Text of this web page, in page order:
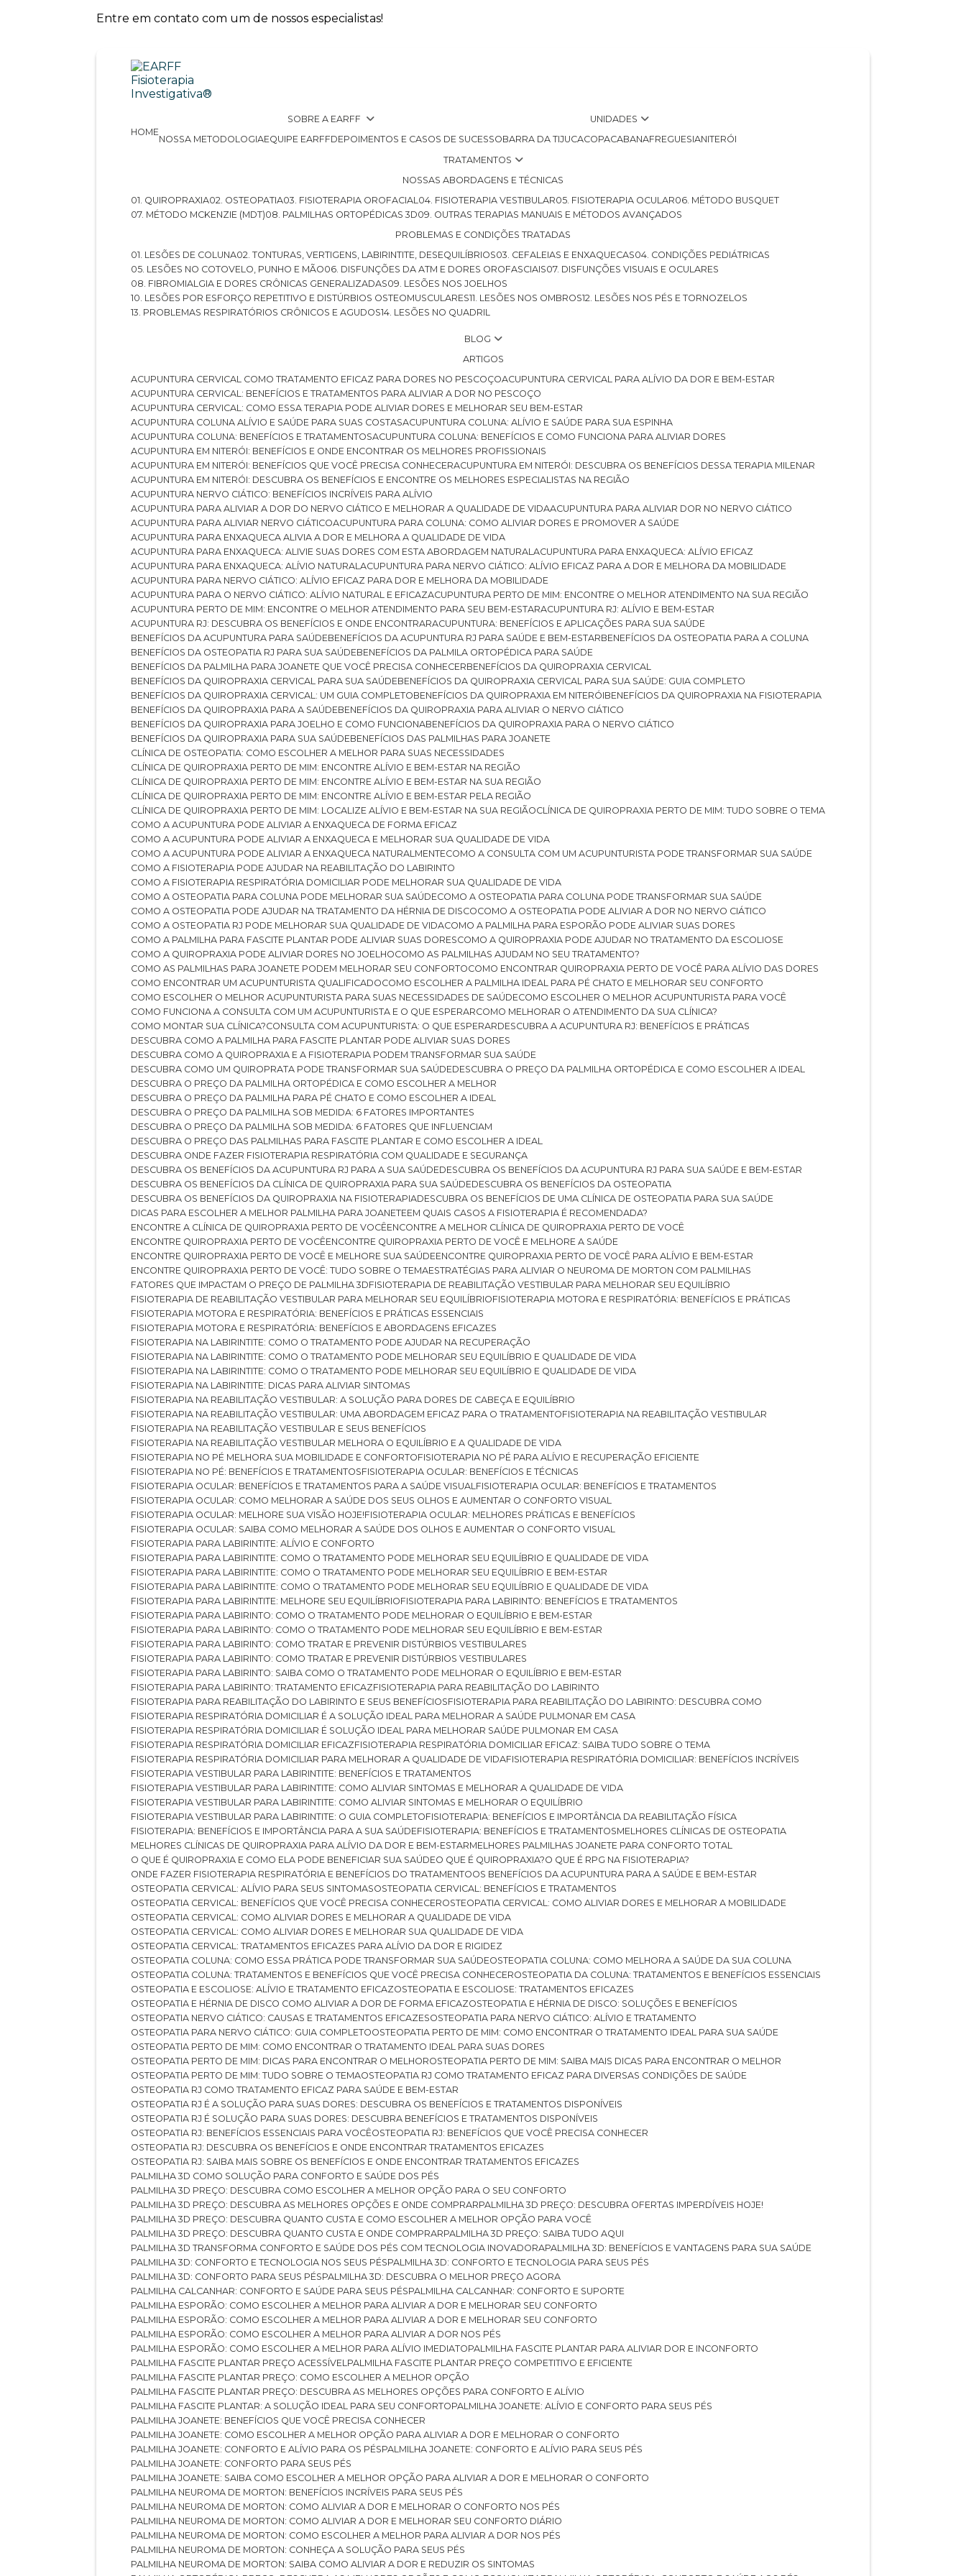
Entre em contato com um de nossos especialistas!
HOME
SOBRE A EARFF
NOSSA METODOLOGIA EQUIPE EARFF DEPOIMENTOS E CASOS DE SUCESSO
UNIDADES
BARRA DA TIJUCA
COPACABANA FREGUESIA
NITERÓI
TRATAMENTOS
NOSSAS ABORDAGENS E TÉCNICAS
01. QUIROPRAXIA
02. OSTEOPATIA 03. FISIOTERAPIA OROFACIAL 04. FISIOTERAPIA VESTIBULAR 05. FISIOTERAPIA OCULAR
06. MÉTODO BUSQUET
07. MÉTODO MCKENZIE (MDT)
08. PALMILHAS ORTOPÉDICAS 3D
09. OUTRAS TERAPIAS MANUAIS E MÉTODOS AVANÇADOS
PROBLEMAS E CONDIÇÕES TRATADAS
01. LESÕES DE COLUNA
02. TONTURAS, VERTIGENS, LABIRINTITE, DESEQUILÍBRIOS 03. CEFALEIAS E ENXAQUECAS
04. CONDIÇÕES PEDIÁTRICAS
05. LESÕES NO COTOVELO, PUNHO E MÃO
06. DISFUNÇÕES DA ATM E DORES OROFASCIAIS
07. DISFUNÇÕES VISUAIS E OCULARES
08. FIBROMIALGIA E DORES CRÔNICAS GENERALIZADAS
09. LESÕES NOS JOELHOS
10. LESÕES POR ESFORÇO REPETITIVO E DISTÚRBIOS OSTEOMUSCULARES 11. LESÕES NOS OMBROS 12. LESÕES NOS PÉS E TORNOZELOS
13. PROBLEMAS RESPIRATÓRIOS CRÔNICOS E AGUDOS 14. LESÕES NO QUADRIL
BLOG
ARTIGOS
ACUPUNTURA CERVICAL COMO TRATAMENTO EFICAZ PARA DORES NO PESCOÇO
ACUPUNTURA CERVICAL PARA ALÍVIO DA DOR E BEM-ESTAR
ACUPUNTURA CERVICAL: BENEFÍCIOS E TRATAMENTOS PARA ALIVIAR A DOR NO PESCOÇO
ACUPUNTURA CERVICAL: COMO ESSA TERAPIA PODE ALIVIAR DORES E MELHORAR SEU BEM-ESTAR
ACUPUNTURA COLUNA ALÍVIO E SAÚDE PARA SUAS COSTAS
ACUPUNTURA COLUNA: ALÍVIO E SAÚDE PARA SUA ESPINHA
ACUPUNTURA COLUNA: BENEFÍCIOS E TRATAMENTOS
ACUPUNTURA COLUNA: BENEFÍCIOS E COMO FUNCIONA PARA ALIVIAR DORES
ACUPUNTURA EM NITERÓI: BENEFÍCIOS E ONDE ENCONTRAR OS MELHORES PROFISSIONAIS
ACUPUNTURA EM NITERÓI: BENEFÍCIOS QUE VOCÊ PRECISA CONHECER
ACUPUNTURA EM NITERÓI: DESCUBRA OS BENEFÍCIOS DESSA TERAPIA MILENAR
ACUPUNTURA EM NITERÓI: DESCUBRA OS BENEFÍCIOS E ENCONTRE OS MELHORES ESPECIALISTAS NA REGIÃO
ACUPUNTURA NERVO CIÁTICO: BENEFÍCIOS INCRÍVEIS PARA ALÍVIO
ACUPUNTURA PARA ALIVIAR A DOR DO NERVO CIÁTICO E MELHORAR A QUALIDADE DE VIDA
ACUPUNTURA PARA ALIVIAR DOR NO NERVO CIÁTICO
ACUPUNTURA PARA ALIVIAR NERVO CIÁTICO
ACUPUNTURA PARA COLUNA: COMO ALIVIAR DORES E PROMOVER A SAÚDE
ACUPUNTURA PARA ENXAQUECA ALIVIA A DOR E MELHORA A QUALIDADE DE VIDA
ACUPUNTURA PARA ENXAQUECA: ALIVIE SUAS DORES COM ESTA ABORDAGEM NATURAL
ACUPUNTURA PARA ENXAQUECA: ALÍVIO EFICAZ
ACUPUNTURA PARA ENXAQUECA: ALÍVIO NATURAL
ACUPUNTURA PARA NERVO CIÁTICO: ALÍVIO EFICAZ PARA A DOR E MELHORA DA MOBILIDADE
ACUPUNTURA PARA NERVO CIÁTICO: ALÍVIO EFICAZ PARA DOR E MELHORA DA MOBILIDADE
ACUPUNTURA PARA O NERVO CIÁTICO: ALÍVIO NATURAL E EFICAZ
ACUPUNTURA PERTO DE MIM: ENCONTRE O MELHOR ATENDIMENTO NA SUA REGIÃO
ACUPUNTURA PERTO DE MIM: ENCONTRE O MELHOR ATENDIMENTO PARA SEU BEM-ESTAR
ACUPUNTURA RJ: ALÍVIO E BEM-ESTAR
ACUPUNTURA RJ: DESCUBRA OS BENEFÍCIOS E ONDE ENCONTRAR
ACUPUNTURA: BENEFÍCIOS E APLICAÇÕES PARA SUA SAÚDE
BENEFÍCIOS DA ACUPUNTURA PARA SAÚDE
BENEFÍCIOS DA ACUPUNTURA RJ PARA SAÚDE E BEM-ESTAR
BENEFÍCIOS DA OSTEOPATIA PARA A COLUNA
BENEFÍCIOS DA OSTEOPATIA RJ PARA SUA SAÚDE
BENEFÍCIOS DA PALMILA ORTOPÉDICA PARA SAÚDE
BENEFÍCIOS DA PALMILHA PARA JOANETE QUE VOCÊ PRECISA CONHECER
BENEFÍCIOS DA QUIROPRAXIA CERVICAL
BENEFÍCIOS DA QUIROPRAXIA CERVICAL PARA SUA SAÚDE
BENEFÍCIOS DA QUIROPRAXIA CERVICAL PARA SUA SAÚDE: GUIA COMPLETO
BENEFÍCIOS DA QUIROPRAXIA CERVICAL: UM GUIA COMPLETO
BENEFÍCIOS DA QUIROPRAXIA EM NITERÓI
BENEFÍCIOS DA QUIROPRAXIA NA FISIOTERAPIA
BENEFÍCIOS DA QUIROPRAXIA PARA A SAÚDE
BENEFÍCIOS DA QUIROPRAXIA PARA ALIVIAR O NERVO CIÁTICO
BENEFÍCIOS DA QUIROPRAXIA PARA JOELHO E COMO FUNCIONA
BENEFÍCIOS DA QUIROPRAXIA PARA O NERVO CIÁTICO
BENEFÍCIOS DA QUIROPRAXIA PARA SUA SAÚDE
BENEFÍCIOS DAS PALMILHAS PARA JOANETE
CLÍNICA DE OSTEOPATIA: COMO ESCOLHER A MELHOR PARA SUAS NECESSIDADES
CLÍNICA DE QUIROPRAXIA PERTO DE MIM: ENCONTRE ALÍVIO E BEM-ESTAR NA REGIÃO
CLÍNICA DE QUIROPRAXIA PERTO DE MIM: ENCONTRE ALÍVIO E BEM-ESTAR NA SUA REGIÃO
CLÍNICA DE QUIROPRAXIA PERTO DE MIM: ENCONTRE ALÍVIO E BEM-ESTAR PELA REGIÃO
CLÍNICA DE QUIROPRAXIA PERTO DE MIM: LOCALIZE ALÍVIO E BEM-ESTAR NA SUA REGIÃO
CLÍNICA DE QUIROPRAXIA PERTO DE MIM: TUDO SOBRE O TEMA
COMO A ACUPUNTURA PODE ALIVIAR A ENXAQUECA DE FORMA EFICAZ
COMO A ACUPUNTURA PODE ALIVIAR A ENXAQUECA E MELHORAR SUA QUALIDADE DE VIDA
COMO A ACUPUNTURA PODE ALIVIAR A ENXAQUECA NATURALMENTE
COMO A CONSULTA COM UM ACUPUNTURISTA PODE TRANSFORMAR SUA SAÚDE
COMO A FISIOTERAPIA PODE AJUDAR NA REABILITAÇÃO DO LABIRINTO
COMO A FISIOTERAPIA RESPIRATÓRIA DOMICILIAR PODE MELHORAR SUA QUALIDADE DE VIDA
COMO A OSTEOPATIA PARA COLUNA PODE MELHORAR SUA SAÚDE
COMO A OSTEOPATIA PARA COLUNA PODE TRANSFORMAR SUA SAÚDE
COMO A OSTEOPATIA PODE AJUDAR NA TRATAMENTO DA HÉRNIA DE DISCO
COMO A OSTEOPATIA PODE ALIVIAR A DOR NO NERVO CIÁTICO
COMO A OSTEOPATIA RJ PODE MELHORAR SUA QUALIDADE DE VIDA
COMO A PALMILHA PARA ESPORÃO PODE ALIVIAR SUAS DORES
COMO A PALMILHA PARA FASCITE PLANTAR PODE ALIVIAR SUAS DORES
COMO A QUIROPRAXIA PODE AJUDAR NO TRATAMENTO DA ESCOLIOSE
COMO A QUIROPRAXIA PODE ALIVIAR DORES NO JOELHO
COMO AS PALMILHAS AJUDAM NO SEU TRATAMENTO?
COMO AS PALMILHAS PARA JOANETE PODEM MELHORAR SEU CONFORTO
COMO ENCONTRAR QUIROPRAXIA PERTO DE VOCÊ PARA ALÍVIO DAS DORES
COMO ENCONTRAR UM ACUPUNTURISTA QUALIFICADO
COMO ESCOLHER A PALMILHA IDEAL PARA PÉ CHATO E MELHORAR SEU CONFORTO
COMO ESCOLHER O MELHOR ACUPUNTURISTA PARA SUAS NECESSIDADES DE SAÚDE
COMO ESCOLHER O MELHOR ACUPUNTURISTA PARA VOCÊ
COMO FUNCIONA A CONSULTA COM UM ACUPUNTURISTA E O QUE ESPERAR
COMO MELHORAR O ATENDIMENTO DA SUA CLÍNICA?
COMO MONTAR SUA CLÍNICA?
CONSULTA COM ACUPUNTURISTA: O QUE ESPERAR
DESCUBRA A ACUPUNTURA RJ: BENEFÍCIOS E PRÁTICAS
DESCUBRA COMO A PALMILHA PARA FASCITE PLANTAR PODE ALIVIAR SUAS DORES
DESCUBRA COMO A QUIROPRAXIA E A FISIOTERAPIA PODEM TRANSFORMAR SUA SAÚDE
DESCUBRA COMO UM QUIROPRATA PODE TRANSFORMAR SUA SAÚDE
DESCUBRA O PREÇO DA PALMILHA ORTOPÉDICA E COMO ESCOLHER A IDEAL
DESCUBRA O PREÇO DA PALMILHA ORTOPÉDICA E COMO ESCOLHER A MELHOR
DESCUBRA O PREÇO DA PALMILHA PARA PÉ CHATO E COMO ESCOLHER A IDEAL
DESCUBRA O PREÇO DA PALMILHA SOB MEDIDA: 6 FATORES IMPORTANTES
DESCUBRA O PREÇO DA PALMILHA SOB MEDIDA: 6 FATORES QUE INFLUENCIAM
DESCUBRA O PREÇO DAS PALMILHAS PARA FASCITE PLANTAR E COMO ESCOLHER A IDEAL
DESCUBRA ONDE FAZER FISIOTERAPIA RESPIRATÓRIA COM QUALIDADE E SEGURANÇA
DESCUBRA OS BENEFÍCIOS DA ACUPUNTURA RJ PARA A SUA SAÚDE
DESCUBRA OS BENEFÍCIOS DA ACUPUNTURA RJ PARA SUA SAÚDE E BEM-ESTAR
DESCUBRA OS BENEFÍCIOS DA CLÍNICA DE QUIROPRAXIA PARA SUA SAÚDE
DESCUBRA OS BENEFÍCIOS DA OSTEOPATIA
DESCUBRA OS BENEFÍCIOS DA QUIROPRAXIA NA FISIOTERAPIA
DESCUBRA OS BENEFÍCIOS DE UMA CLÍNICA DE OSTEOPATIA PARA SUA SAÚDE
DICAS PARA ESCOLHER A MELHOR PALMILHA PARA JOANETE EM QUAIS CASOS A FISIOTERAPIA É RECOMENDADA?
ENCONTRE A CLÍNICA DE QUIROPRAXIA PERTO DE VOCÊ ENCONTRE A MELHOR CLÍNICA DE QUIROPRAXIA PERTO DE VOCÊ
ENCONTRE QUIROPRAXIA PERTO DE VOCÊ ENCONTRE QUIROPRAXIA PERTO DE VOCÊ E MELHORE A SAÚDE
ENCONTRE QUIROPRAXIA PERTO DE VOCÊ E MELHORE SUA SAÚDE ENCONTRE QUIROPRAXIA PERTO DE VOCÊ PARA ALÍVIO E BEM-ESTAR
ENCONTRE QUIROPRAXIA PERTO DE VOCÊ: TUDO SOBRE O TEMA ESTRATÉGIAS PARA ALIVIAR O NEUROMA DE MORTON COM PALMILHAS
FATORES QUE IMPACTAM O PREÇO DE PALMILHA 3D
FISIOTERAPIA DE REABILITAÇÃO VESTIBULAR PARA MELHORAR SEU EQUILÍBRIO
FISIOTERAPIA DE REABILITAÇÃO VESTIBULAR PARA MELHORAR SEU EQUILÍBRIO
FISIOTERAPIA MOTORA E RESPIRATÓRIA: BENEFÍCIOS E PRÁTICAS
FISIOTERAPIA MOTORA E RESPIRATÓRIA: BENEFÍCIOS E PRÁTICAS ESSENCIAIS
FISIOTERAPIA MOTORA E RESPIRATÓRIA: BENEFÍCIOS E ABORDAGENS EFICAZES
FISIOTERAPIA NA LABIRINTITE: COMO O TRATAMENTO PODE AJUDAR NA RECUPERAÇÃO
FISIOTERAPIA NA LABIRINTITE: COMO O TRATAMENTO PODE MELHORAR SEU EQUILÍBRIO E QUALIDADE DE VIDA
FISIOTERAPIA NA LABIRINTITE: COMO O TRATAMENTO PODE MELHORAR SEU EQUILÍBRIO E QUALIDADE DE VIDA
FISIOTERAPIA NA LABIRINTITE: DICAS PARA ALIVIAR SINTOMAS
FISIOTERAPIA NA REABILITAÇÃO VESTIBULAR: A SOLUÇÃO PARA DORES DE CABEÇA E EQUILÍBRIO
FISIOTERAPIA NA REABILITAÇÃO VESTIBULAR: UMA ABORDAGEM EFICAZ PARA O TRATAMENTO
FISIOTERAPIA NA REABILITAÇÃO VESTIBULAR
FISIOTERAPIA NA REABILITAÇÃO VESTIBULAR E SEUS BENEFÍCIOS
FISIOTERAPIA NA REABILITAÇÃO VESTIBULAR MELHORA O EQUILÍBRIO E A QUALIDADE DE VIDA
FISIOTERAPIA NO PÉ MELHORA SUA MOBILIDADE E CONFORTO
FISIOTERAPIA NO PÉ PARA ALÍVIO E RECUPERAÇÃO EFICIENTE
FISIOTERAPIA NO PÉ: BENEFÍCIOS E TRATAMENTOS
FISIOTERAPIA OCULAR: BENEFÍCIOS E TÉCNICAS
FISIOTERAPIA OCULAR: BENEFÍCIOS E TRATAMENTOS PARA A SAÚDE VISUAL FISIOTERAPIA OCULAR: BENEFÍCIOS E TRATAMENTOS
FISIOTERAPIA OCULAR: COMO MELHORAR A SAÚDE DOS SEUS OLHOS E AUMENTAR O CONFORTO VISUAL
FISIOTERAPIA OCULAR: MELHORE SUA VISÃO HOJE! FISIOTERAPIA OCULAR: MELHORES PRÁTICAS E BENEFÍCIOS
FISIOTERAPIA OCULAR: SAIBA COMO MELHORAR A SAÚDE DOS OLHOS E AUMENTAR O CONFORTO VISUAL
FISIOTERAPIA PARA LABIRINTITE: ALÍVIO E CONFORTO
FISIOTERAPIA PARA LABIRINTITE: COMO O TRATAMENTO PODE MELHORAR SEU EQUILÍBRIO E QUALIDADE DE VIDA
FISIOTERAPIA PARA LABIRINTITE: COMO O TRATAMENTO PODE MELHORAR SEU EQUILÍBRIO E BEM-ESTAR
FISIOTERAPIA PARA LABIRINTITE: COMO O TRATAMENTO PODE MELHORAR SEU EQUILÍBRIO E QUALIDADE DE VIDA
FISIOTERAPIA PARA LABIRINTITE: MELHORE SEU EQUILÍBRIO
FISIOTERAPIA PARA LABIRINTO: BENEFÍCIOS E TRATAMENTOS
FISIOTERAPIA PARA LABIRINTO: COMO O TRATAMENTO PODE MELHORAR O EQUILÍBRIO E BEM-ESTAR
FISIOTERAPIA PARA LABIRINTO: COMO O TRATAMENTO PODE MELHORAR SEU EQUILÍBRIO E BEM-ESTAR
FISIOTERAPIA PARA LABIRINTO: COMO TRATAR E PREVENIR DISTÚRBIOS VESTIBULARES
FISIOTERAPIA PARA LABIRINTO: COMO TRATAR E PREVENIR DISTÚRBIOS VESTIBULARES
FISIOTERAPIA PARA LABIRINTO: SAIBA COMO O TRATAMENTO PODE MELHORAR O EQUILÍBRIO E BEM-ESTAR
FISIOTERAPIA PARA LABIRINTO: TRATAMENTO EFICAZ FISIOTERAPIA PARA REABILITAÇÃO DO LABIRINTO
FISIOTERAPIA PARA REABILITAÇÃO DO LABIRINTO E SEUS BENEFÍCIOS
FISIOTERAPIA PARA REABILITAÇÃO DO LABIRINTO: DESCUBRA COMO
FISIOTERAPIA RESPIRATÓRIA DOMICILIAR É A SOLUÇÃO IDEAL PARA MELHORAR A SAÚDE PULMONAR EM CASA
FISIOTERAPIA RESPIRATÓRIA DOMICILIAR É SOLUÇÃO IDEAL PARA MELHORAR SAÚDE PULMONAR EM CASA
FISIOTERAPIA RESPIRATÓRIA DOMICILIAR EFICAZ FISIOTERAPIA RESPIRATÓRIA DOMICILIAR EFICAZ: SAIBA TUDO SOBRE O TEMA
FISIOTERAPIA RESPIRATÓRIA DOMICILIAR PARA MELHORAR A QUALIDADE DE VIDA FISIOTERAPIA RESPIRATÓRIA DOMICILIAR: BENEFÍCIOS INCRÍVEIS
FISIOTERAPIA VESTIBULAR PARA LABIRINTITE: BENEFÍCIOS E TRATAMENTOS
FISIOTERAPIA VESTIBULAR PARA LABIRINTITE: COMO ALIVIAR SINTOMAS E MELHORAR A QUALIDADE DE VIDA
FISIOTERAPIA VESTIBULAR PARA LABIRINTITE: COMO ALIVIAR SINTOMAS E MELHORAR O EQUILÍBRIO
FISIOTERAPIA VESTIBULAR PARA LABIRINTITE: O GUIA COMPLETO
FISIOTERAPIA: BENEFÍCIOS E IMPORTÂNCIA DA REABILITAÇÃO FÍSICA
FISIOTERAPIA: BENEFÍCIOS E IMPORTÂNCIA PARA A SUA SAÚDE FISIOTERAPIA: BENEFÍCIOS E TRATAMENTOS
MELHORES CLÍNICAS DE OSTEOPATIA
MELHORES CLÍNICAS DE QUIROPRAXIA PARA ALÍVIO DA DOR E BEM-ESTAR
MELHORES PALMILHAS JOANETE PARA CONFORTO TOTAL
O QUE É QUIROPRAXIA E COMO ELA PODE BENEFICIAR SUA SAÚDE
O QUE É QUIROPRAXIA?
O QUE É RPG NA FISIOTERAPIA?
ONDE FAZER FISIOTERAPIA RESPIRATÓRIA E BENEFÍCIOS DO TRATAMENTO
OS BENEFÍCIOS DA ACUPUNTURA PARA A SAÚDE E BEM-ESTAR
OSTEOPATIA CERVICAL: ALÍVIO PARA SEUS SINTOMAS
OSTEOPATIA CERVICAL: BENEFÍCIOS E TRATAMENTOS
OSTEOPATIA CERVICAL: BENEFÍCIOS QUE VOCÊ PRECISA CONHECER
OSTEOPATIA CERVICAL: COMO ALIVIAR DORES E MELHORAR A MOBILIDADE
OSTEOPATIA CERVICAL: COMO ALIVIAR DORES E MELHORAR A QUALIDADE DE VIDA
OSTEOPATIA CERVICAL: COMO ALIVIAR DORES E MELHORAR SUA QUALIDADE DE VIDA
OSTEOPATIA CERVICAL: TRATAMENTOS EFICAZES PARA ALÍVIO DA DOR E RIGIDEZ
OSTEOPATIA COLUNA: COMO ESSA PRÁTICA PODE TRANSFORMAR SUA SAÚDE
OSTEOPATIA COLUNA: COMO MELHORA A SAÚDE DA SUA COLUNA
OSTEOPATIA COLUNA: TRATAMENTOS E BENEFÍCIOS QUE VOCÊ PRECISA CONHECER
OSTEOPATIA DA COLUNA: TRATAMENTOS E BENEFÍCIOS ESSENCIAIS
OSTEOPATIA E ESCOLIOSE: ALÍVIO E TRATAMENTO EFICAZ
OSTEOPATIA E ESCOLIOSE: TRATAMENTOS EFICAZES
OSTEOPATIA E HÉRNIA DE DISCO COMO ALIVIAR A DOR DE FORMA EFICAZ
OSTEOPATIA E HÉRNIA DE DISCO: SOLUÇÕES E BENEFÍCIOS
OSTEOPATIA NERVO CIÁTICO: CAUSAS E TRATAMENTOS EFICAZES
OSTEOPATIA PARA NERVO CIÁTICO: ALÍVIO E TRATAMENTO
OSTEOPATIA PARA NERVO CIÁTICO: GUIA COMPLETO
OSTEOPATIA PERTO DE MIM: COMO ENCONTRAR O TRATAMENTO IDEAL PARA SUA SAÚDE
OSTEOPATIA PERTO DE MIM: COMO ENCONTRAR O TRATAMENTO IDEAL PARA SUAS DORES
OSTEOPATIA PERTO DE MIM: DICAS PARA ENCONTRAR O MELHOR
OSTEOPATIA PERTO DE MIM: SAIBA MAIS DICAS PARA ENCONTRAR O MELHOR
OSTEOPATIA PERTO DE MIM: TUDO SOBRE O TEMA
OSTEOPATIA RJ COMO TRATAMENTO EFICAZ PARA DIVERSAS CONDIÇÕES DE SAÚDE
OSTEOPATIA RJ COMO TRATAMENTO EFICAZ PARA SAÚDE E BEM-ESTAR
OSTEOPATIA RJ É A SOLUÇÃO PARA SUAS DORES: DESCUBRA OS BENEFÍCIOS E TRATAMENTOS DISPONÍVEIS
OSTEOPATIA RJ É SOLUÇÃO PARA SUAS DORES: DESCUBRA BENEFÍCIOS E TRATAMENTOS DISPONÍVEIS
OSTEOPATIA RJ: BENEFÍCIOS ESSENCIAIS PARA VOCÊ
OSTEOPATIA RJ: BENEFÍCIOS QUE VOCÊ PRECISA CONHECER
OSTEOPATIA RJ: DESCUBRA OS BENEFÍCIOS E ONDE ENCONTRAR TRATAMENTOS EFICAZES
OSTEOPATIA RJ: SAIBA MAIS SOBRE OS BENEFÍCIOS E ONDE ENCONTRAR TRATAMENTOS EFICAZES
PALMILHA 3D COMO SOLUÇÃO PARA CONFORTO E SAÚDE DOS PÉS
PALMILHA 3D PREÇO: DESCUBRA COMO ESCOLHER A MELHOR OPÇÃO PARA O SEU CONFORTO
PALMILHA 3D PREÇO: DESCUBRA AS MELHORES OPÇÕES E ONDE COMPRAR
PALMILHA 3D PREÇO: DESCUBRA OFERTAS IMPERDÍVEIS HOJE!
PALMILHA 3D PREÇO: DESCUBRA QUANTO CUSTA E COMO ESCOLHER A MELHOR OPÇÃO PARA VOCÊ
PALMILHA 3D PREÇO: DESCUBRA QUANTO CUSTA E ONDE COMPRAR
PALMILHA 3D PREÇO: SAIBA TUDO AQUI
PALMILHA 3D TRANSFORMA CONFORTO E SAÚDE DOS PÉS COM TECNOLOGIA INOVADORA PALMILHA 3D: BENEFÍCIOS E VANTAGENS PARA SUA SAÚDE
PALMILHA 3D: CONFORTO E TECNOLOGIA NOS SEUS PÉS
PALMILHA 3D: CONFORTO E TECNOLOGIA PARA SEUS PÉS
PALMILHA 3D: CONFORTO PARA SEUS PÉS
PALMILHA 3D: DESCUBRA O MELHOR PREÇO AGORA
PALMILHA CALCANHAR: CONFORTO E SAÚDE PARA SEUS PÉS
PALMILHA CALCANHAR: CONFORTO E SUPORTE
PALMILHA ESPORÃO: COMO ESCOLHER A MELHOR PARA ALIVIAR A DOR E MELHORAR SEU CONFORTO
PALMILHA ESPORÃO: COMO ESCOLHER A MELHOR PARA ALIVIAR A DOR E MELHORAR SEU CONFORTO
PALMILHA ESPORÃO: COMO ESCOLHER A MELHOR PARA ALIVIAR A DOR NOS PÉS
PALMILHA ESPORÃO: COMO ESCOLHER A MELHOR PARA ALÍVIO IMEDIATO
PALMILHA FASCITE PLANTAR PARA ALIVIAR DOR E INCONFORTO
PALMILHA FASCITE PLANTAR PREÇO ACESSÍVEL PALMILHA FASCITE PLANTAR PREÇO COMPETITIVO E EFICIENTE
PALMILHA FASCITE PLANTAR PREÇO: COMO ESCOLHER A MELHOR OPÇÃO
PALMILHA FASCITE PLANTAR PREÇO: DESCUBRA AS MELHORES OPÇÕES PARA CONFORTO E ALÍVIO
PALMILHA FASCITE PLANTAR: A SOLUÇÃO IDEAL PARA SEU CONFORTO
PALMILHA JOANETE: ALÍVIO E CONFORTO PARA SEUS PÉS
PALMILHA JOANETE: BENEFÍCIOS QUE VOCÊ PRECISA CONHECER
PALMILHA JOANETE: COMO ESCOLHER A MELHOR OPÇÃO PARA ALIVIAR A DOR E MELHORAR O CONFORTO
PALMILHA JOANETE: CONFORTO E ALÍVIO PARA OS PÉS
PALMILHA JOANETE: CONFORTO E ALÍVIO PARA SEUS PÉS
PALMILHA JOANETE: CONFORTO PARA SEUS PÉS
PALMILHA JOANETE: SAIBA COMO ESCOLHER A MELHOR OPÇÃO PARA ALIVIAR A DOR E MELHORAR O CONFORTO
PALMILHA NEUROMA DE MORTON: BENEFÍCIOS INCRÍVEIS PARA SEUS PÉS
PALMILHA NEUROMA DE MORTON: COMO ALIVIAR A DOR E MELHORAR O CONFORTO NOS PÉS
PALMILHA NEUROMA DE MORTON: COMO ALIVIAR A DOR E MELHORAR SEU CONFORTO DIÁRIO
PALMILHA NEUROMA DE MORTON: COMO ESCOLHER A MELHOR PARA ALIVIAR A DOR NOS PÉS
PALMILHA NEUROMA DE MORTON: CONHEÇA A SOLUÇÃO PARA SEUS PÉS
PALMILHA NEUROMA DE MORTON: SAIBA COMO ALIVIAR A DOR E REDUZIR OS SINTOMAS